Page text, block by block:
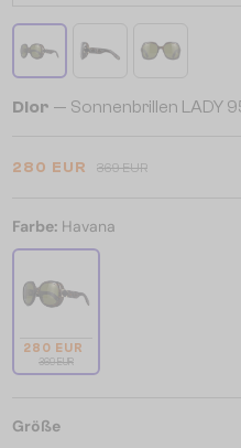
Dior — Sonnenbrillen LADY
280 EUR 369 EUR
Farbe: Havana
280 EUR
369 EUR
Größe